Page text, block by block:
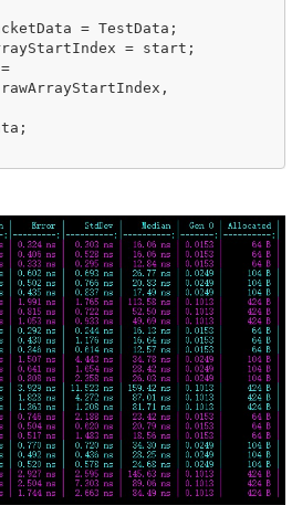
= TestData ;
= start ;
=
rawArrayStartIndex ,
;